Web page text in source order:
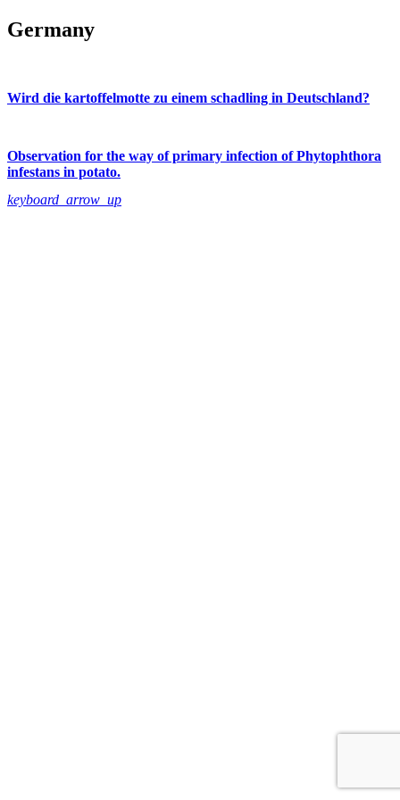
Germany
Wird die kartoffelmotte zu einem schadling in Deutschland?
Observation for the way of primary infection of Phytophthora
infestans in potato.
keyboard_arrow_up